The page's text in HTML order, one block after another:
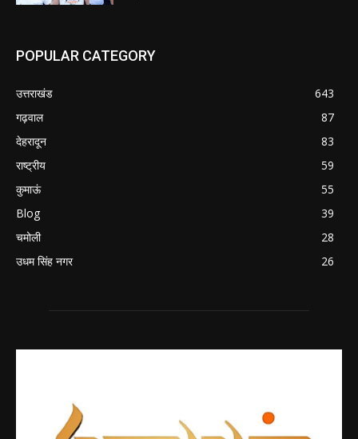
POPULAR CATEGORY
उत्तराखंड
643
गढ़वाल
87
देहरादून
83
राष्ट्रीय
59
कुमाऊं
55
Blog
39
चमोली
28
उधम सिंह नगर
26